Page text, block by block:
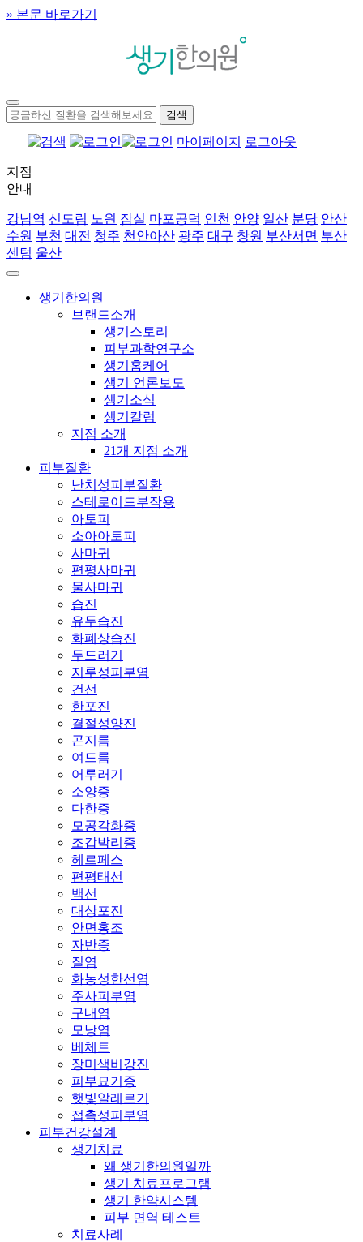
» 본문 바로가기
마이페이지 로그아웃
지점
안내
강남역 신도림 노원 잠실 마포공덕 인천 안양 일산 분당 안산
수원 부천 대전 청주 천안아산 광주 대구 창원 부산서면 부산
센텀 울산
생기한의원
브랜드소개
생기스토리
피부과학연구소
생기홈케어
생기 언론보도
생기소식
생기칼럼
지점 소개
21개 지점 소개
피부질환
난치성피부질환
스테로이드부작용
아토피
소아아토피
사마귀
편평사마귀
물사마귀
습진
유두습진
화폐상습진
두드러기
지루성피부염
건선
한포진
결절성양진
곤지름
여드름
어루러기
소양증
다한증
모공각화증
조갑박리증
헤르페스
편평태선
백선
대상포진
안면홍조
자반증
질염
화농성한선염
주사피부염
구내염
모낭염
베체트
장미색비강진
피부묘기증
햇빛알레르기
접촉성피부염
피부건강설계
생기치료
왜 생기한의원일까
생기 치료프로그램
생기 한약시스템
피부 면역 테스트
치료사례